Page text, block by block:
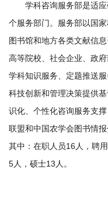
转
化
才
队
国
学科咨询服务部是适
个服务部门。服务部以国
图书馆和地方各类文献信
高等院校、社会企业、政
学科知识服务、定题推送
科技创新和管理决策提供
识化、个性化咨询服务支
联盟和中国农学会图书情
其中：在职人员16人，聘
5人，硕士13人。